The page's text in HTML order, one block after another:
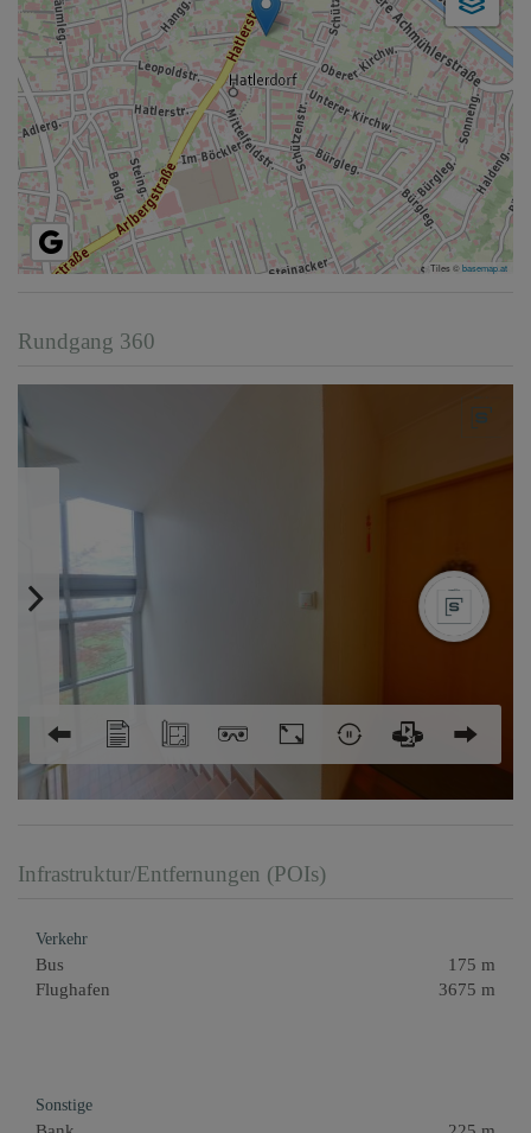
Tiles ©basemap.at
Rundgang 360
Infrastruktur/Entfernungen (POIs)
Verkehr
Bus
175 m
Flughafen
3675 m
Sonstige